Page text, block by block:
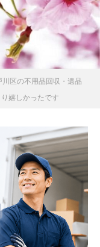
川区の不用品回収・遺品
嬉しかったです